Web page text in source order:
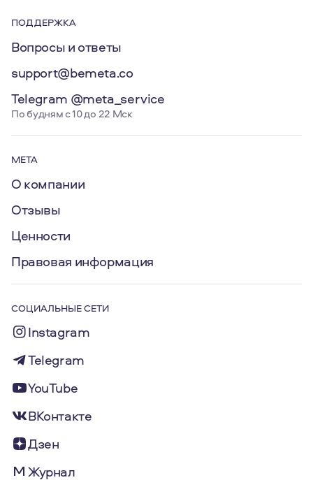
ПОДДЕРЖКА
Вопросы и ответы
support@bemeta.co
Telegram @meta_service
По будням с 10 до 22 Мск
МЕТА
О компании
Отзывы
Ценности
Правовая информация
СОЦИАЛЬНЫЕ СЕТИ
Instagram
Telegram
YouTube
ВКонтакте
Дзен
Журнал